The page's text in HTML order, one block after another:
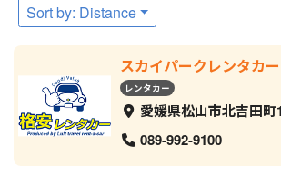
Sort by: Distance
スカイパークレンタカ
レンタカー
愛媛県松山市北吉田町
089-992-9100